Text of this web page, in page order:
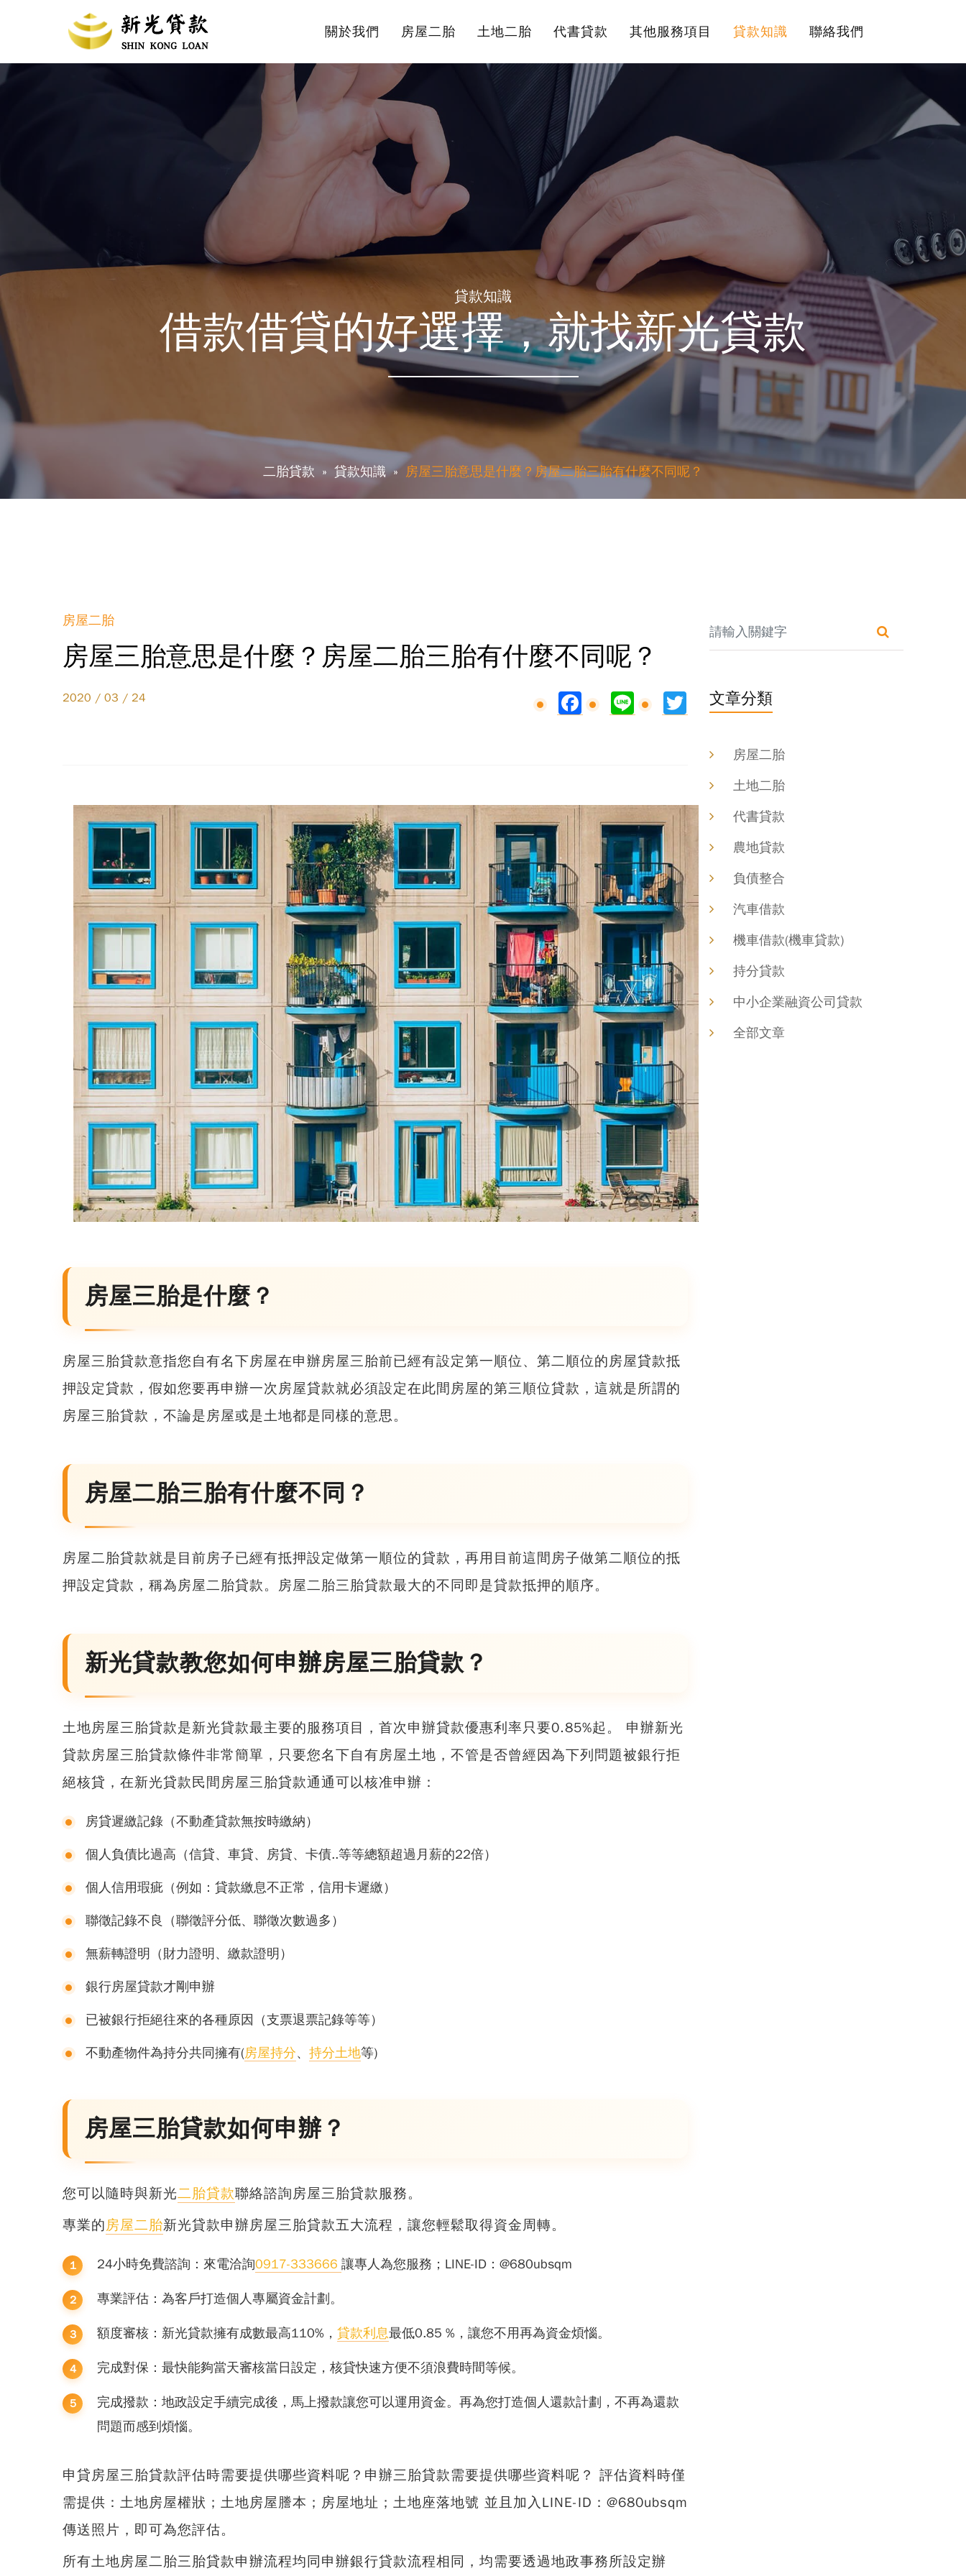
關於我們 房屋二胎 土地二胎 代書貸款 其他服務項目 貸款知識 聯絡我們
貸款知識
借款借貸的好選擇，就找新光貸款
二胎貸款 貸款知識 房屋三胎意思是什麼？房屋二胎三胎有什麼不同呢？
房屋二胎
房屋三胎意思是什麼？房屋二胎三胎有什麼不同呢？
2020 / 03 / 24 Facebook Line Twitter
房屋三胎是什麼？
房屋三胎貸款意指您自有名下房屋在申辦房屋三胎前已經有設定第一順位、第二順位的房屋貸款抵
押設定貸款，假如您要再申辦一次房屋貸款就必須設定在此間房屋的第三順位貸款，這就是所謂的
房屋三胎貸款 ，不論是房屋或是土地都是同樣的意思。
房屋二胎三胎有什麼不同？
房屋二胎貸款就是目前房子已經有抵押設定做第一順位的貸款，再用目前這間房子做第二順位的抵
押設定貸款，稱為房屋二胎貸款。 房屋二胎三胎貸款最大的不同即是貸款抵押的順序。
新光貸款教您如何申辦房屋三胎貸款？
土地房屋三胎貸款是新光貸款最主要的服務項目，首次申辦貸款優惠利率只要0.85%起。 申辦新光
貸款房屋三胎貸款條件非常簡單，只要您名下自有房屋土地，不管是否曾經因為下列問題被銀行拒
絕核貸，在新光貸款民間房屋三胎貸款通通可以核准申辦：
房貸遲繳記錄（不動產貸款無按時繳納）
個人負債比過高（信貸、車貸、房貸、卡債..等等總額超過月薪的22倍）
個人信用瑕疵（例如：貸款繳息不正常，信用卡遲繳）
聯徵記錄不良（聯徵評分低、聯徵次數過多）
無薪轉證明（財力證明、繳款證明）
銀行房屋貸款才剛申辦
已被銀行拒絕往來的各種原因（支票退票記錄等等）
不動產物件為持分共同擁有(房屋持分、 持分土地等)
房屋三胎貸款如何申辦？
您可以隨時與新光二胎貸款聯絡諮詢房屋三胎貸款服務。
專業的房屋二胎新光貸款申辦房屋三胎貸款五大流程，讓您輕鬆取得資金周轉。
24小時免費諮詢：來電洽詢0917-333666 讓專人為您服務；LINE-ID：@680ubsqm
專業評估：為客戶打造個人專屬資金計劃。
額度審核：新光貸款擁有成數最高110%， 貸款利息最低0.85 %，讓您不用再為資金煩惱。
完成對保：最快能夠當天審核當日設定，核貸快速方便不須浪費時間等候。
完成撥款：地政設定手續完成後，馬上撥款讓您可以運用資金。再為您打造個人還款計劃，不再為還款
問題而感到煩惱。
申貸房屋三胎貸款評估時需要提供哪些資料呢？申辦三胎貸款需要提供哪些資料呢？ 評估資料時僅
需提供：土地房屋權狀；土地房屋謄本；房屋地址；土地座落地號 並且加入LINE-ID：@680ubsqm
傳送照片，即可為您評估。
所有土地房屋二胎三胎貸款申辦流程均同申辦銀行貸款流程相同，均需要透過地政事務所設定辦
文章分類
房屋二胎
土地二胎
代書貸款
農地貸款
負債整合
汽車借款
機車借款(機車貸款)
持分貸款
中小企業融資公司貸款
全部文章